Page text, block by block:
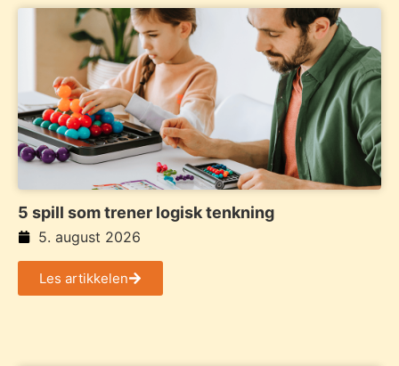
5 spill som trener logisk tenkning
5. august 2026
Les artikkelen